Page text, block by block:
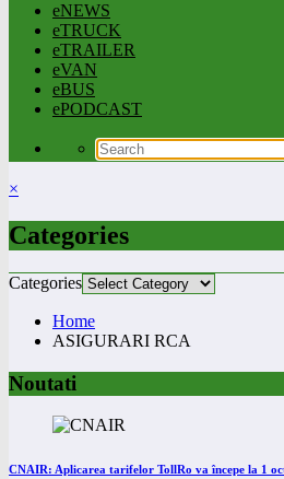
eNEWS
eTRUCK
eTRAILER
eVAN
eBUS
ePODCAST
×
Categories
Categories
Home
ASIGURARI RCA
Noutati
CNAIR: Aplicarea tarifelor TollRo va începe la 1